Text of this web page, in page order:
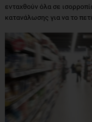
ενταχθούν όλα σε
κατανάλωσης για να το